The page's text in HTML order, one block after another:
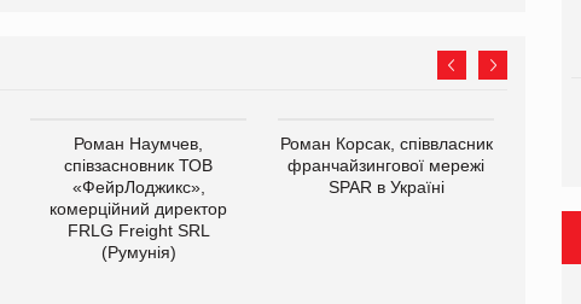
Роман Наумчев,
співзасновник ТОВ
«ФейрЛоджикс»,
комерційний директор
FRLG Freight SRL
(Румунія)
Роман Корсак, співвласник
франчайзингової мережі
SPAR в Україні